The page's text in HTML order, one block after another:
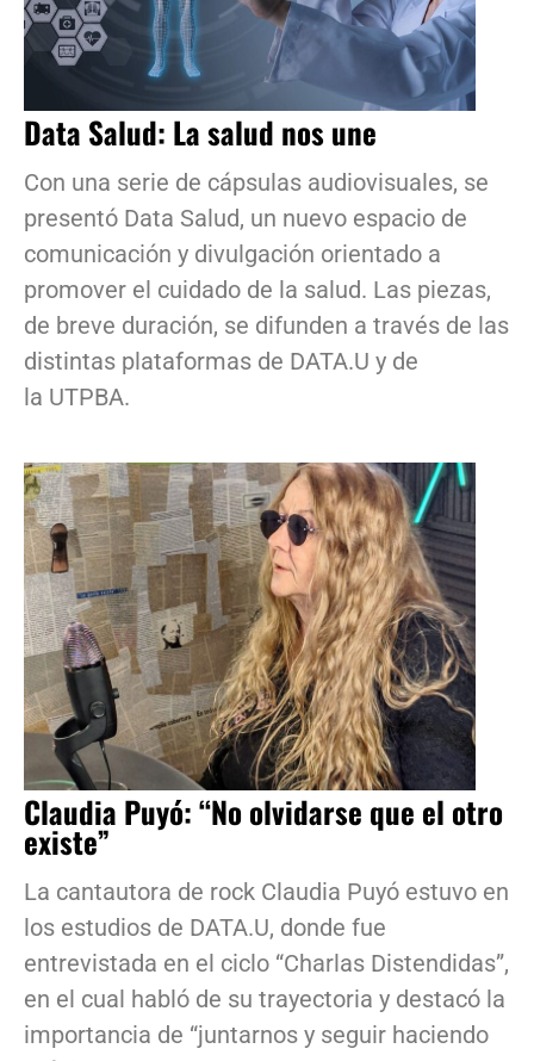
Data Salud: La salud nos une
Con una serie de cápsulas audiovisuales, se
presentó Data Salud, un nuevo espacio de
comunicación y divulgación orientado a
promover el cuidado de la salud. Las piezas,
de breve duración, se difunden a través de las
distintas plataformas de DATA.U y de
la UTPBA.
Claudia Puyó: “No olvidarse que el otro
existe”
La cantautora de rock Claudia Puyó estuvo en
los estudios de DATA.U, donde fue
entrevistada en el ciclo “Charlas Distendidas”,
en el cual habló de su trayectoria y destacó la
importancia de “juntarnos y seguir haciendo